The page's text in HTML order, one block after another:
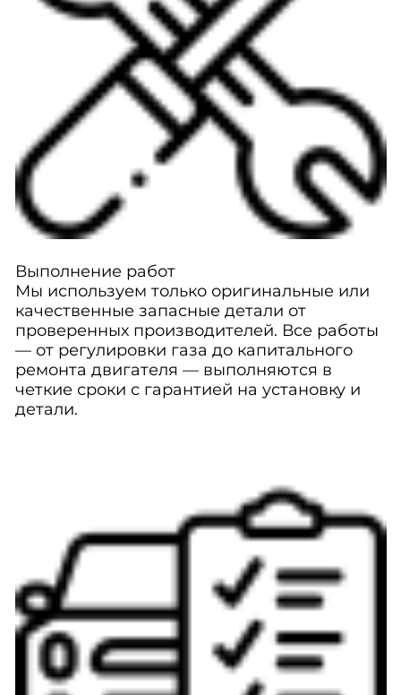
Выполнение работ
Мы используем только оригинальные или
качественные запасные детали от
проверенных производителей. Все работы
— от регулировки газа до капитального
ремонта двигателя — выполняются в
четкие сроки с гарантией на установку и
детали.